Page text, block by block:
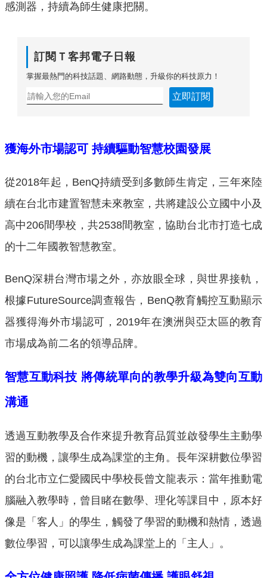
感測器，持續為師生健康把關。
訂閱Ｔ客邦電子日報
掌握最熱門的科技話題、網路動態，升級你的科技原力！
立即訂閱
獲海外市場認可 持續驅動智慧校園發展
從2018年起，BenQ持續受到多數師生肯定，三年來陸
續在台北市建置智慧未來教室，共將建設公立國中小及
高中206間學校，共2538間教室，協助台北市打造七成
的十二年國教智慧教室。
BenQ深耕台灣市場之外，亦放眼全球，與世界接軌，
根據FutureSource調查報告，BenQ教育觸控互動顯示
器獲得海外市場認可，2019年在澳洲與亞太區的教育
市場成為前二名的領導品牌。
智慧互動科技 將傳統單向的教學升級為雙向互動
溝通
透過互動教學及合作來提升教育品質並啟發學生主動學
習的動機，讓學生成為課堂的主角。長年深耕數位學習
的台北市立仁愛國民中學校長曾文龍表示：當年推動電
腦融入教學時，曾目睹在數學、理化等課目中，原本好
像是「客人」的學生，觸發了學習的動機和熱情，透過
數位學習，可以讓學生成為課堂上的「主人」。